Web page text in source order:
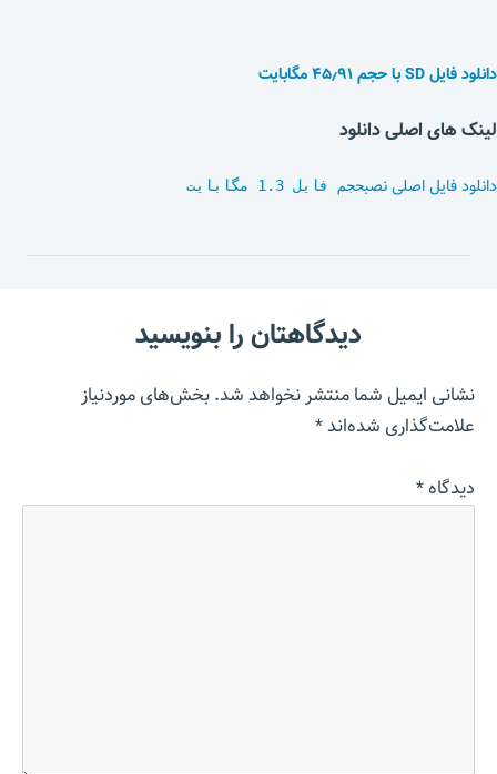
دانلود فایل SD با حجم ۴۵٫۹۱ مگابایت
لینک های اصلی دانلود
دانلود فایل اصلی نصبحجم فایل 1.3 مگابایت
دیدگاهتان را بنویسید
نشانی ایمیل شما منتشر نخواهد شد.بخش‌های موردنیاز
علامت‌گذاری شده‌اند*
دیدگاه*